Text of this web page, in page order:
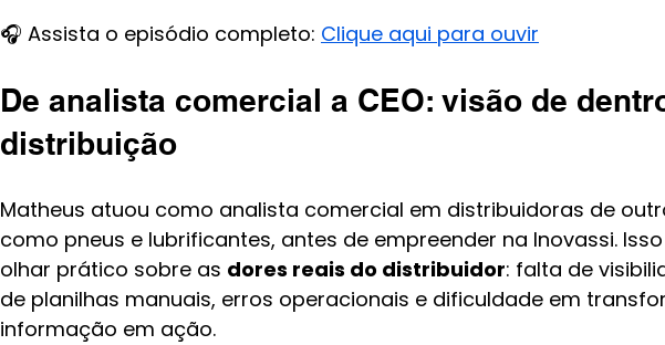
🎧 Assista o episódio completo: Clique aqui para ouvir
De analista comercial a CEO: visão de
distribuição
Matheus atuou como analista comercial em distribuidoras de
como pneus e lubrificantes, antes de empreender na Inovassi.
olhar prático sobre as dores reais do distribuidor: falta de
de planilhas manuais, erros operacionais e dificuldade em
informação em ação.